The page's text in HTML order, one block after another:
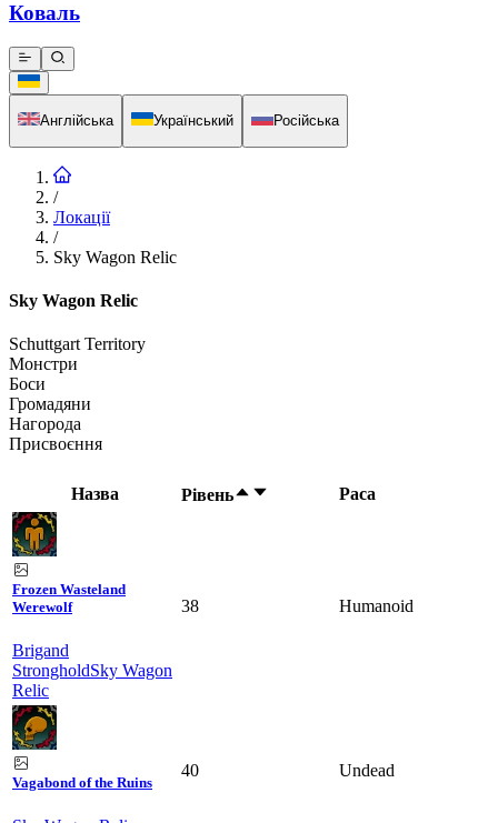
Коваль
Англійська Український Російська
/
Локації
/
Sky Wagon Relic
Sky Wagon Relic
Schuttgart Territory
Монстри
Боси
Громадяни
Нагорода
Присвоєння
Назва Рівень Раса
Frozen Wasteland
Werewolf
Brigand
StrongholdSky Wagon
Relic
38 Humanoid
Vagabond of the Ruins
40 Undead